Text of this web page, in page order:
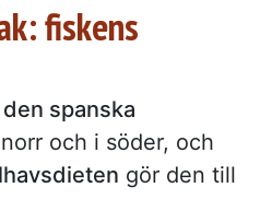
fiskens
spanska
och i söder, och
gör den till